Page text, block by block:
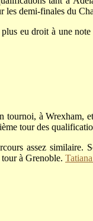
les demi-finales du
eu droit à une
tournoi, à Wrexham,
tour des
assez similaire.
tour à Grenoble.